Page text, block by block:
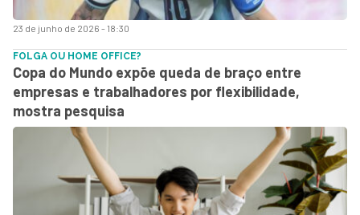
23 de junho de 2026 - 18:30
FOLGA OU HOME OFFICE?
Copa do Mundo expõe queda de braço entre
empresas e trabalhadores por flexibilidade,
mostra pesquisa